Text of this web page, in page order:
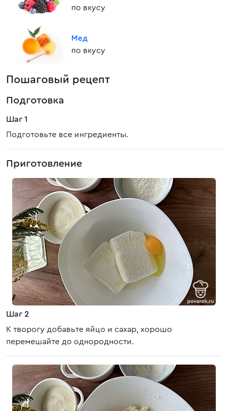
по вкусу
Мед
по вкусу
Пошаговый рецепт
Подготовка
Шаг 1
Подготовьте все ингредиенты.
Приготовление
Шаг 2
К творогу добавьте яйцо и сахар, хорошо
перемешайте до однородности.